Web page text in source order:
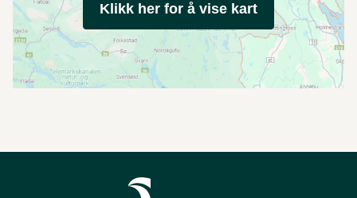
Klikk her for å vise kart